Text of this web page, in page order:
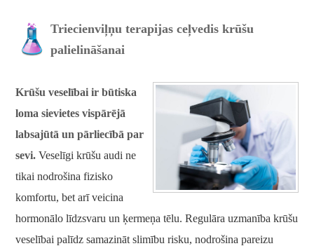
Triecienviļņu terapijas ceļvedis krūšu
palielināšanai
Krūšu veselībai ir būtiska
loma sievietes vispārējā
labsajūtā un pārliecībā par
sevi. Veselīgi krūšu audi ne
tikai nodrošina fizisko
komfortu, bet arī veicina
hormonālo līdzsvaru un ķermeņa tēlu. Regulāra uzmanība krūšu
veselībai palīdz samazināt slimību risku, nodrošina pareizu